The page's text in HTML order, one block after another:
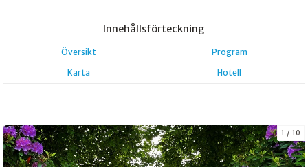
Innehållsförteckning
Översikt
Program
Karta
Hotell
1 10